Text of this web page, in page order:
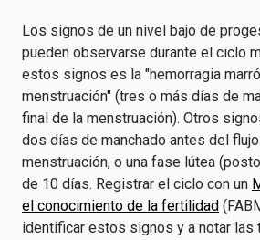
Los signos de un nivel bajo de
pueden observarse durante el ciclo
estos signos es la "hemorragia
menstruación" (tres o más días de
final de la menstruación). Otros
dos días de manchado antes del
menstruación, o una fase lútea
de 10 días. Registrar el ciclo con un
el conocimiento de la fertilidad
identificar estos signos y a notar las